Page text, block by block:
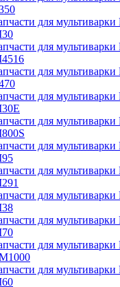
для
для
для
для
для
для
для
для
для
для
для